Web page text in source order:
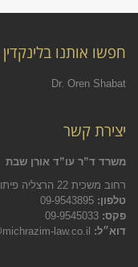
חפשו אותנו בלינקדין
Dr. Oren Shabat
יצירת קשר
משרד ד”ר עו”ד אורן שבת
רחוב משכית 22 הרצליה פיתוח, ת.ד. 12617
טלפון:
פקס:
דוא״ל: